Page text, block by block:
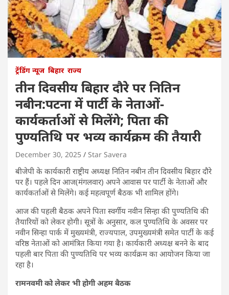
ट्रेंडिंग न्यूज बिहार राज्य
तीन दिवसीय बिहार दौरे पर नितिन
नबीन:पटना में पार्टी के नेताओं-
कार्यकर्ताओं से मिलेंगे; पिता की
पुण्यतिथि पर भव्य कार्यक्रम की तैयारी
December 30, 2025 Star Savera
बीजेपी के कार्यकारी राष्ट्रीय अध्यक्ष नितिन नबीन तीन दिवसीय बिहार दौरे
पर हैं। पहले दिन आज(मंगलवार) अपने आवास पर पार्टी के नेताओं और
कार्यकर्ताओं से मिलेंगे। कई महत्वपूर्ण बैठक भी शामिल होंगे।
आज की पहली बैठक अपने पिता स्वर्गीय नवीन सिन्हा की पुण्यतिथि की
तैयारियों को लेकर होगी। सूत्रों के अनुसार, कल पुण्यतिथि के अवसर पर
नवीन सिन्हा पार्क में मुख्यमंत्री, राज्यपाल, उपमुख्यमंत्री समेत पार्टी के कई
वरिष्ठ नेताओं को आमंत्रित किया गया है। कार्यकारी अध्यक्ष बनने के बाद
पहली बार पिता की पुण्यतिथि पर भव्य कार्यक्रम का आयोजन किया जा
रहा है।
रामनवमी को लेकर भी होगी अहम बैठक